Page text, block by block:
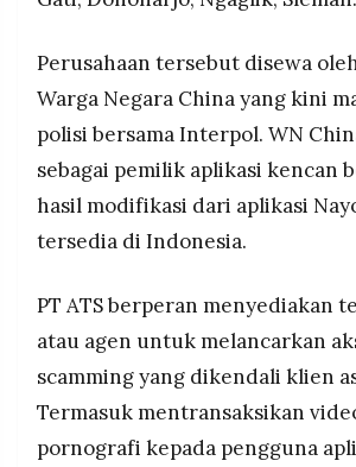
RESOLUSI
Perusahaan tersebut disewa
Warga Negara China yang kini
polisi bersama Interpol. WN
sebagai pemilik aplikasi kencan
hasil modifikasi dari aplikasi
tersedia di Indonesia.
PT ATS berperan menyediakan
atau agen untuk melancarkan
scamming yang dikendali klien
Termasuk mentransaksikan
pornografi kepada pengguna